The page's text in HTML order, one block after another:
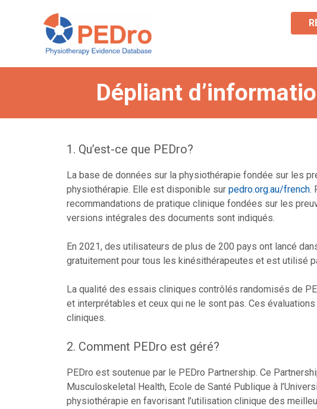
Dépliant
1. Qu’est-ce que PEDro?
La base de données sur la physiothérapie fondée sur les
physiothérapie. Elle est disponible sur pedro.org.au/french.
recommandations de pratique clinique fondées sur les
versions intégrales des documents sont indiqués.
En 2021, des utilisateurs de plus de 200 pays ont lancé
gratuitement pour tous les kinésithérapeutes et est utilisé
La qualité des essais cliniques contrôlés randomisés de
et interprétables et ceux qui ne le sont pas. Ces
cliniques.
2. Comment PEDro est géré?
PEDro est soutenue par le PEDro Partnership. Ce
Musculoskeletal Health, Ecole de Santé Publique à
physiothérapie en favorisant l’utilisation clinique des